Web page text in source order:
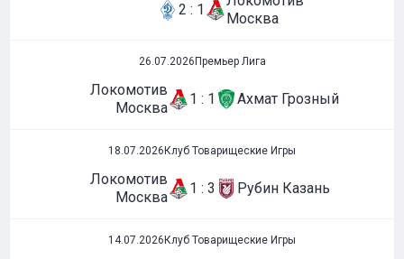
2 : 1
Москва
26.07.2026 Премьер Лига
Локомотив
Москва
1 : 1 Ахмат Грозный
18.07.2026 Клуб Товарищеские Игры
Локомотив
Москва
1 : 3 Рубин Казань
14.07.2026 Клуб Товарищеские Игры